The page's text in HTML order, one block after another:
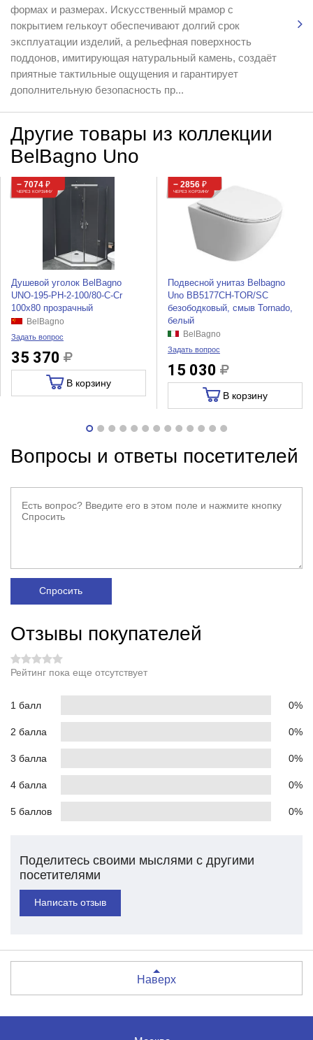
формах и размерах. Искусственный мрамор с
покрытием гелькоут обеспечивают долгий срок
эксплуатации изделий, а рельефная поверхность
поддонов, имитирующая натуральный камень, создаёт
приятные тактильные ощущения и гарантирует
дополнительную безопасность пр...
Другие товары из коллекции
BelBagno Uno
− 7074 ₽
ЧЕРЕЗ КОРЗИНУ
Душевой уголок BelBagno
UNO-195-PH-2-100/80-C-Cr
100x80 прозрачный
BelBagno
Задать вопрос
35 370
В корзину
− 2856 ₽
ЧЕРЕЗ КОРЗИНУ
Подвесной унитаз Belbagno
Uno BB5177CH-TOR/SC
безободковый, смыв Tornado,
белый
BelBagno
Задать вопрос
15 030
В корзину
Вопросы и ответы посетителей
Спросить
Отзывы покупателей
Рейтинг пока еще отсутствует
1 балл 0%
2 балла 0%
3 балла 0%
4 балла 0%
5 баллов 0%
Поделитесь своими мыслями с другими
посетителями
Написать отзыв
Наверх